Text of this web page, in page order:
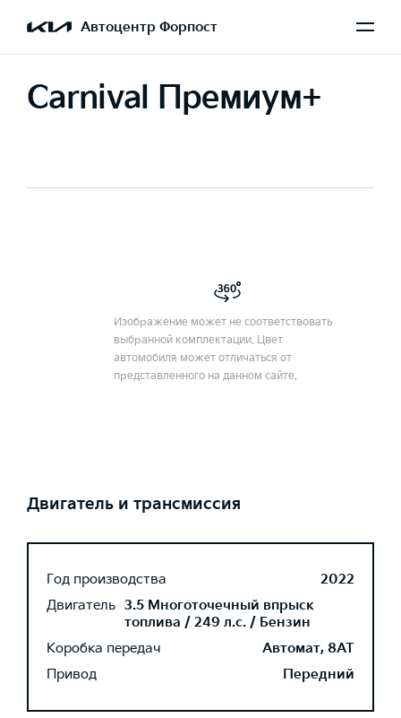
Автоцентр Форпост
Carnival Премиум+
Изображение может не соответствовать
выбранной комплектации. Цвет
автомобиля может отличаться от
представленного на данном сайте.
Двигатель и трансмиссия
Год производства
2022
Двигатель 3.5 Многоточечный впрыск
топлива / 249 л.с. / Бензин
Коробка передач
Автомат, 8AT
Привод
Передний